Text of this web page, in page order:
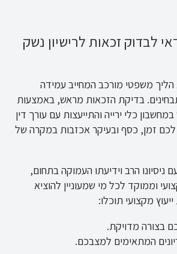
לבדוק זכאות לרישיון נשק
משפטי מורכב המחייב עמידה
בדיקת הזכאות מראש, באמצעות
כלי ירייה והתייעצות עם עורך דין
לכם זמן, כסף ובעיקר אכזבות במקרה של
הרב וידיעתו העמוקה בתחום,
וממוקד לכל מי שמעוניין להוציא
מקצועי תוכלו:
בצורה מדויקת.
המתאימים למצבכם.